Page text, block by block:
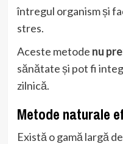
întregul organism și
stres.
Aceste metode nu
sănătate și pot fi
zilnică.
Metode naturale
Există o gamă largă